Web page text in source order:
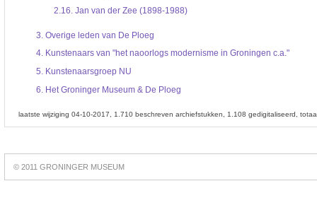
2.16. Jan van der Zee (1898-1988)
3. Overige leden van De Ploeg
4.Kunstenaars van "het naoorlogs modernisme in Groningen c.a."
5.Kunstenaarsgroep NU
6. Het Groninger Museum & De Ploeg
laatste wijziging 04-10-2017 1.710 beschreven archiefstukken 1.108 gedigitaliseerd
Best
online© 2011 GRONINGER MUSEUM